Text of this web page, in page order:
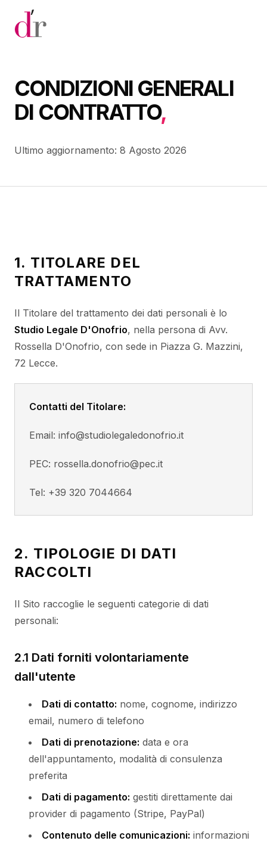
Vai al contenuto principale
CONDIZIONI GENERALI
DI CONTRATTO,
Ultimo aggiornamento: 8 Agosto 2026
1. TITOLARE DEL
TRATTAMENTO
Il Titolare del trattamento dei dati personali è lo
Studio Legale D'Onofrio, nella persona di Avv.
Rossella D'Onofrio, con sede in Piazza G. Mazzini,
72 Lecce.
Contatti del Titolare:
Email: info@studiolegaledonofrio.it
PEC: rossella.donofrio@pec.it
Tel: +39 320 7044664
2. TIPOLOGIE DI DATI
RACCOLTI
Il Sito raccoglie le seguenti categorie di dati
personali:
2.1 Dati forniti volontariamente
dall'utente
Dati di contatto: nome, cognome, indirizzo
email, numero di telefono
Dati di prenotazione: data e ora
dell'appuntamento, modalità di consulenza
preferita
Dati di pagamento: gestiti direttamente dai
provider di pagamento (Stripe, PayPal)
Contenuto delle comunicazioni: informazioni